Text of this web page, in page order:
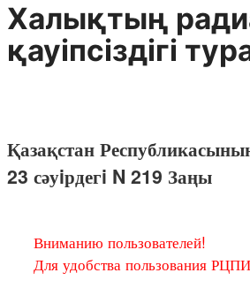
Халықтың
қауіпсіздігі
Қазақстан
23 сәуiрдегi N 219 Заңы
Вниманию пользователей!
Для удобства пользования РЦПИ